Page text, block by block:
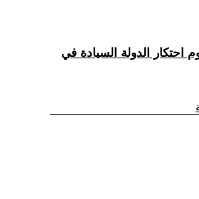
احتكار الدولة السيادة في